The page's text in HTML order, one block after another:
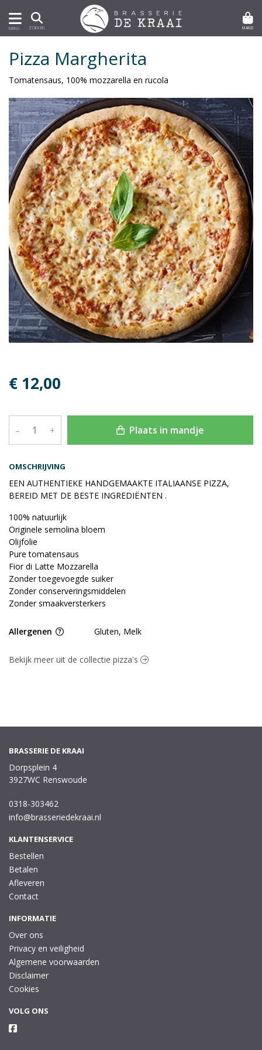
MENU ZOEKEN MAND
OMSCHRIJVING
EEN AUTHENTIEKE HANDGEMAAKTE ITALIAANSE PIZZA,
BEREID MET DE BESTE INGREDIËNTEN .
100% natuurlijk
Originele semolina bloem
Olijfolie
Pure tomatensaus
Fior di Latte Mozzarella
Zonder toegevoegde suiker
Zonder conserveringsmiddelen
Zonder smaakversterkers
Pizza Margherita
Tomatensaus, 100% mozzarella en rucola
€ 12,00
– + Plaats in mandje
Allergenen Gluten, Melk
Bekijk meer uit de collectie pizza's
BRASSERIE DE KRAAI
Dorpsplein 4
3927WC Renswoude
0318-303462
info@brasseriedekraai.nl
KLANTENSERVICE
Bestellen
Betalen
Afleveren
Contact
INFORMATIE
Over ons
Privacy en veiligheid
Algemene voorwaarden
Disclaimer
Cookies
VOLG ONS